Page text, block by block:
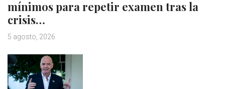
mínimos para repetir examen tras la
crisis…
5 agosto, 2026